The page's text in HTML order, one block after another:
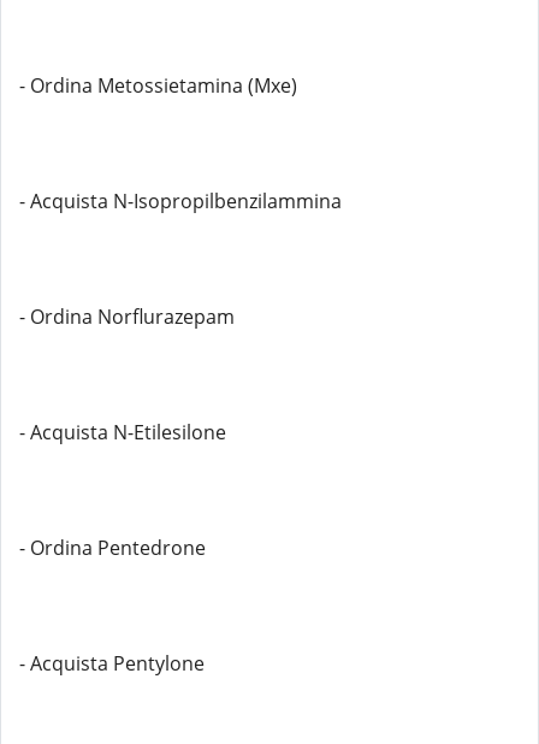
- Ordina Metossietamina (Mxe)
- Acquista N-Isopropilbenzilammina
- Ordina Norflurazepam
- Acquista N-Etilesilone
- Ordina Pentedrone
- Acquista Pentylone